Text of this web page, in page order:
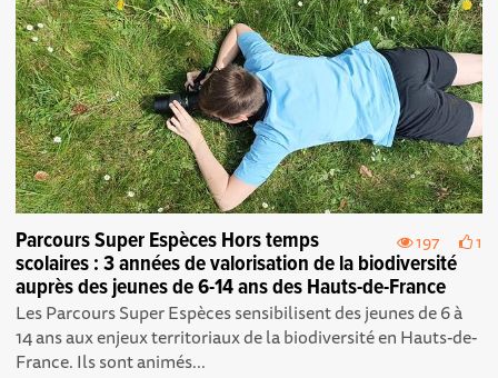
197 1
Parcours Super Espèces Hors temps
scolaires : 3 années de valorisation de la biodiversité
auprès des jeunes de 6-14 ans des Hauts-de-France
Les Parcours Super Espèces sensibilisent des jeunes de 6 à
14 ans aux enjeux territoriaux de la biodiversité en Hauts-de-
France. Ils sont animés...